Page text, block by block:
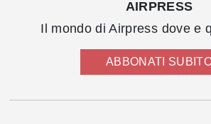
AIRPRESS
Il mondo di Airpress dove e
ABBONATI